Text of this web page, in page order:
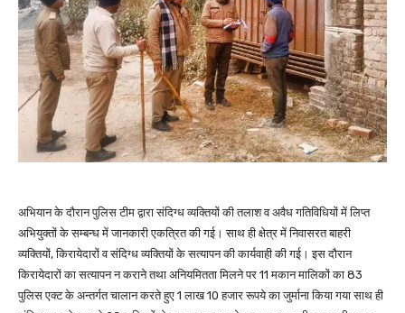
अभियान के दौरान पुलिस टीम द्वारा संदिग्ध व्यक्तियों की तलाश व अवैध गतिविधियों में लिप्त
अभियुक्तों के सम्बन्ध में जानकारी एकत्रित की गई। साथ ही क्षेत्र में निवासरत बाहरी
व्यक्तियों, किरायेदारों व संदिग्ध व्यक्तियों के सत्यापन की कार्यवाही की गई। इस दौरान
किरायेदारों का सत्यापन न कराने तथा अनियमितता मिलने पर 11 मकान मालिकों का 83
पुलिस एक्ट के अन्तर्गत चालान करते हुए 1 लाख 10 हजार रूपये का जुर्माना किया गया साथ ही